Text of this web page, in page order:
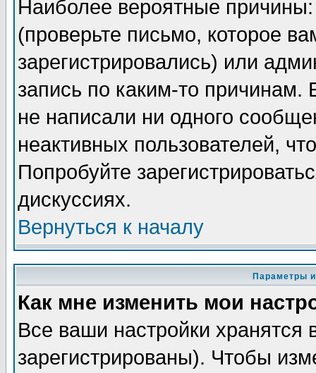
Наиболее вероятные
(проверьте письмо, которое
зарегистрировались) или
запись по каким-то
не написали ни одного
неактивных пользователей,
Попробуйте
дискуссиях.
Вернуться к началу
Параметры
Как мне изменить мои
Все ваши настройки
зарегистрированы). Чтобы